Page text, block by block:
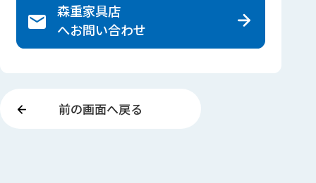
森重家具店
へお問い合わせ
前の画面へ戻る